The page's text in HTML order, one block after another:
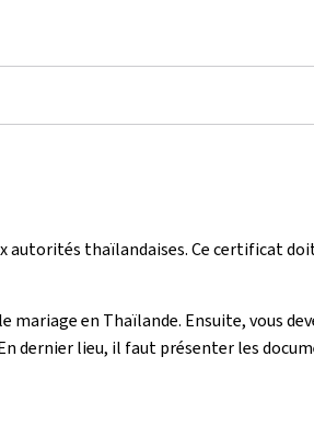
autorités thaïlandaises. Ce certificat
en Thaïlande. Ensuite, vous
dernier lieu, il faut présenter les